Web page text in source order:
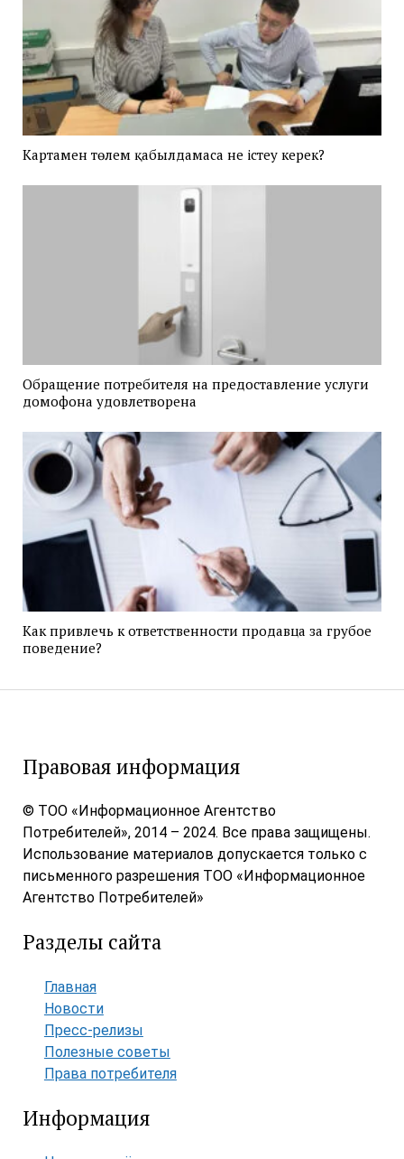
Картамен төлем қабылдамаса не істеу керек?
Обращение потребителя на предоставление услуги
домофона удовлетворена
Как привлечь к ответственности продавца за грубое
поведение?
Правовая информация
© ТОО «Информационное Агентство
Потребителей», 2014 – 2024. Все права защищены.
Использование материалов допускается только с
письменного разрешения ТОО «Информационное
Агентство Потребителей»
Разделы сайта
Главная
Новости
Пресс-релизы
Полезные советы
Права потребителя
Информация